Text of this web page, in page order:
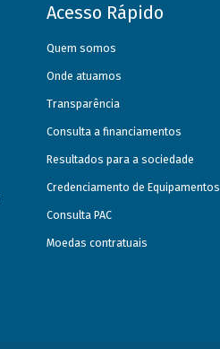
Acesso Rápido
Quem somos
Onde atuamos
Transparência
Consulta a financiamentos
Resultados para a sociedade
Credenciamento de Equipamentos
Consulta PAC
Moedas contratuais